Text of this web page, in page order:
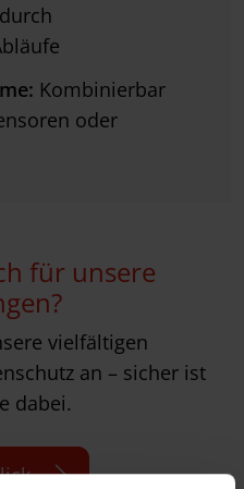
Kombinierbar
oder
für unsere
vielfältigen
an – sicher ist
dabei.